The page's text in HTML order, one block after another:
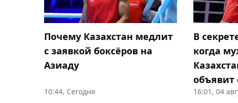
Почему Казахстан медлит
с заявкой боксёров на
Азиаду
10:44, Сегодня
В
когда
объявит
16:01, 04